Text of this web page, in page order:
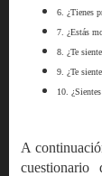
6. ¿Tienes
7. ¿Estás
8. ¿Te
9. ¿Te
10.
A